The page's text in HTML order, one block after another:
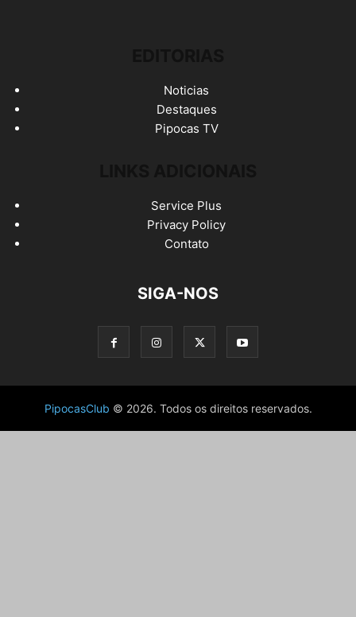
Noticias
Destaques
Pipocas TV
Service Plus
Privacy Policy
Contato
SIGA-NOS
PipocasClub © 2026. Todos os direitos reservados.